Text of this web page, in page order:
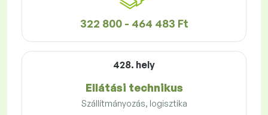
322 800 - 464 483 Ft
428. hely
Ellátási technikus
Szállítmányozás, logisztika